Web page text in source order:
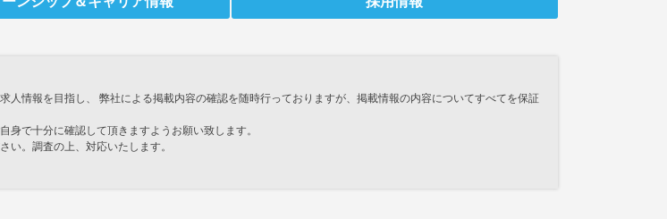
情報を目指し、 弊社による掲載内容の確認を随時行っておりますが、掲載情報の内容についてすべてを保証
で十分に確認して頂きますようお願い致します。
い。調査の上、対応いたします。